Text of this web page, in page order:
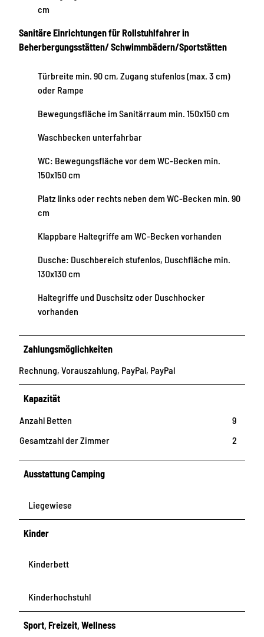
cm
Sanitäre Einrichtungen für Rollstuhlfahrer in
Beherbergungsstätten/ Schwimmbädern/Sportstätten
Türbreite min. 90 cm, Zugang stufenlos (max. 3 cm)
oder Rampe
Bewegungsfläche im Sanitärraum min. 150x150 cm
Waschbecken unterfahrbar
WC: Bewegungsfläche vor dem WC-Becken min.
150x150 cm
Platz links oder rechts neben dem WC-Becken min. 90
cm
Klappbare Haltegriffe am WC-Becken vorhanden
Dusche: Duschbereich stufenlos, Duschfläche min.
130x130 cm
Haltegriffe und Duschsitz oder Duschhocker
vorhanden
Zahlungsmöglichkeiten
Rechnung, Vorauszahlung, PayPal, PayPal
Kapazität
Anzahl Betten
9
Gesamtzahl der Zimmer
2
Ausstattung Camping
Liegewiese
Kinder
Kinderbett
Kinderhochstuhl
Sport, Freizeit, Wellness